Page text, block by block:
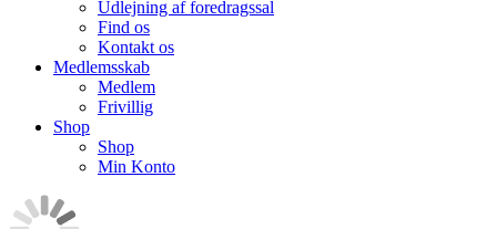
Udlejning af foredragssal
Find os
Kontakt os
Medlemsskab
Medlem
Frivillig
Shop
Shop
Min Konto